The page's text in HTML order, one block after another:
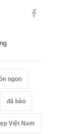
ngon
đá bào
Việt Nam